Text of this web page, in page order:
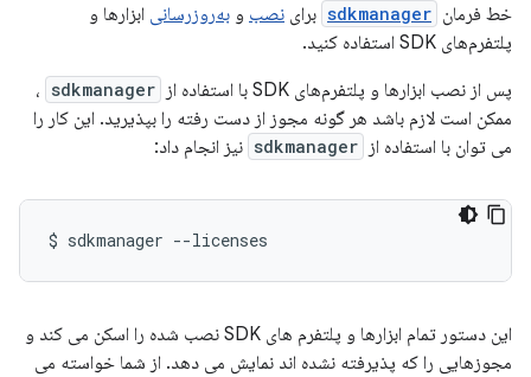
خط فرمان sdkmanager برای نصب و به‌روزرسانی ابزارها و
پلتفرم‌های SDK استفاده کنید.
پس از نصب ابزارها و پلتفرم‌های SDK با استفاده از
sdkmanager ،
ممکن است لازم باشد هر گونه مجوز از دست رفته را بپذیرید. این کار را
می توان با استفاده از sdkmanager نیز انجام داد:
$ sdkmanager --licenses
این دستور تمام ابزارها و پلتفرم های SDK نصب شده را اسکن می کند و
مجوزهایی را که پذیرفته نشده اند نمایش می دهد. از شما خواسته می